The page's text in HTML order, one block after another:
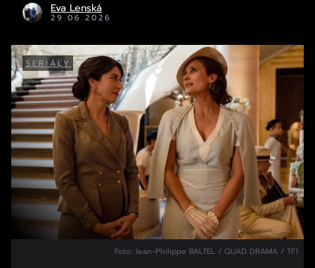
Eva Lenská
29.06.2026
SERIÁLY
Foto: Jean-Philippe BALTEL / QUAD DRAMA / TF1